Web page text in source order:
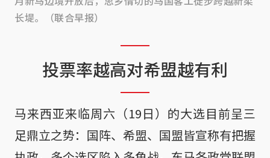
长堤。（联合早报）
投票率越高对希盟越有利
马来西亚来临周六（19日）的大选目前呈三
足鼎立之势：国阵、希盟、国盟皆宣称有把握